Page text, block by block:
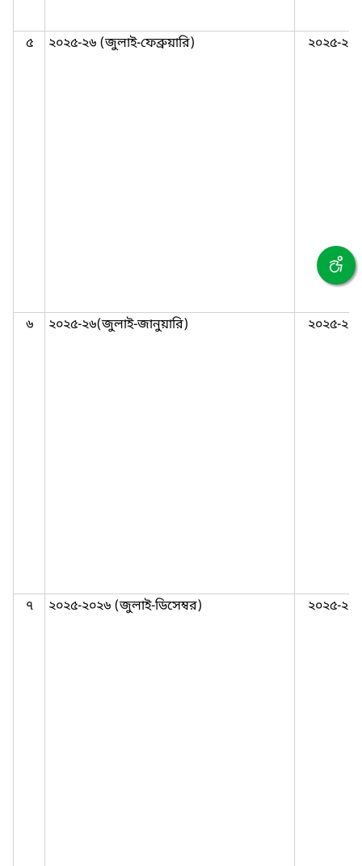
৫ ২০২৫-২৬ (জুলাই-ফেব্রুয়ারি) ২০২৫-
৬ ২০২৫-২৬(জুলাই-জানুয়ারি) ২০২৫-
৭ ২০২৫-২০২৬ (জুলাই-ডিসেম্বর) ২০২৫-